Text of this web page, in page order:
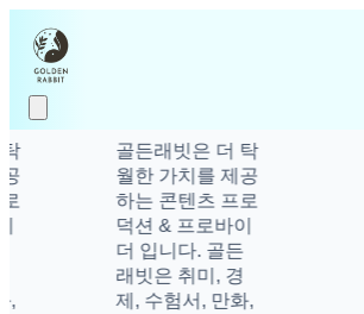
골든래빗은 더 탁
월한 가치를 제공
하는 콘텐츠 프로
덕션 & 프로바이
더 입니다. 골든
래빗은 취미, 경
제, 수험서, 만화,